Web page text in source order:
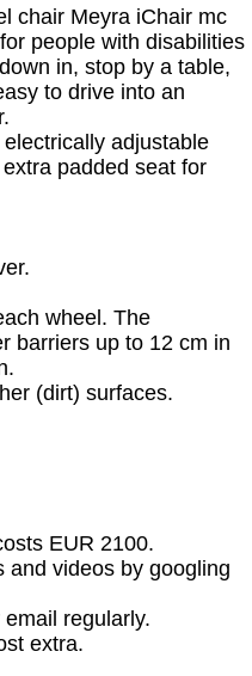
chair Meyra iChair mc
people with disabilities
in, stop by a table,
to drive into an
adjustable
padded seat for
wheel. The
barriers up to 12 cm in
(dirt) surfaces.
EUR 2100.
and videos by googling
regularly.
extra.